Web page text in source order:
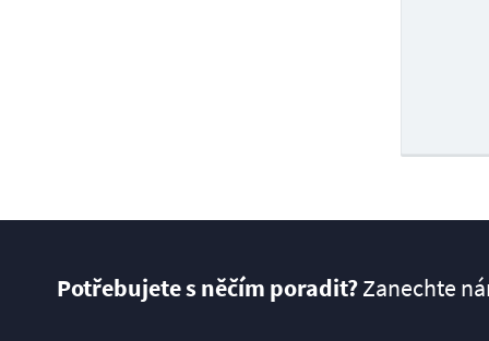
Potřebujete s něčím poradit?Zanechte